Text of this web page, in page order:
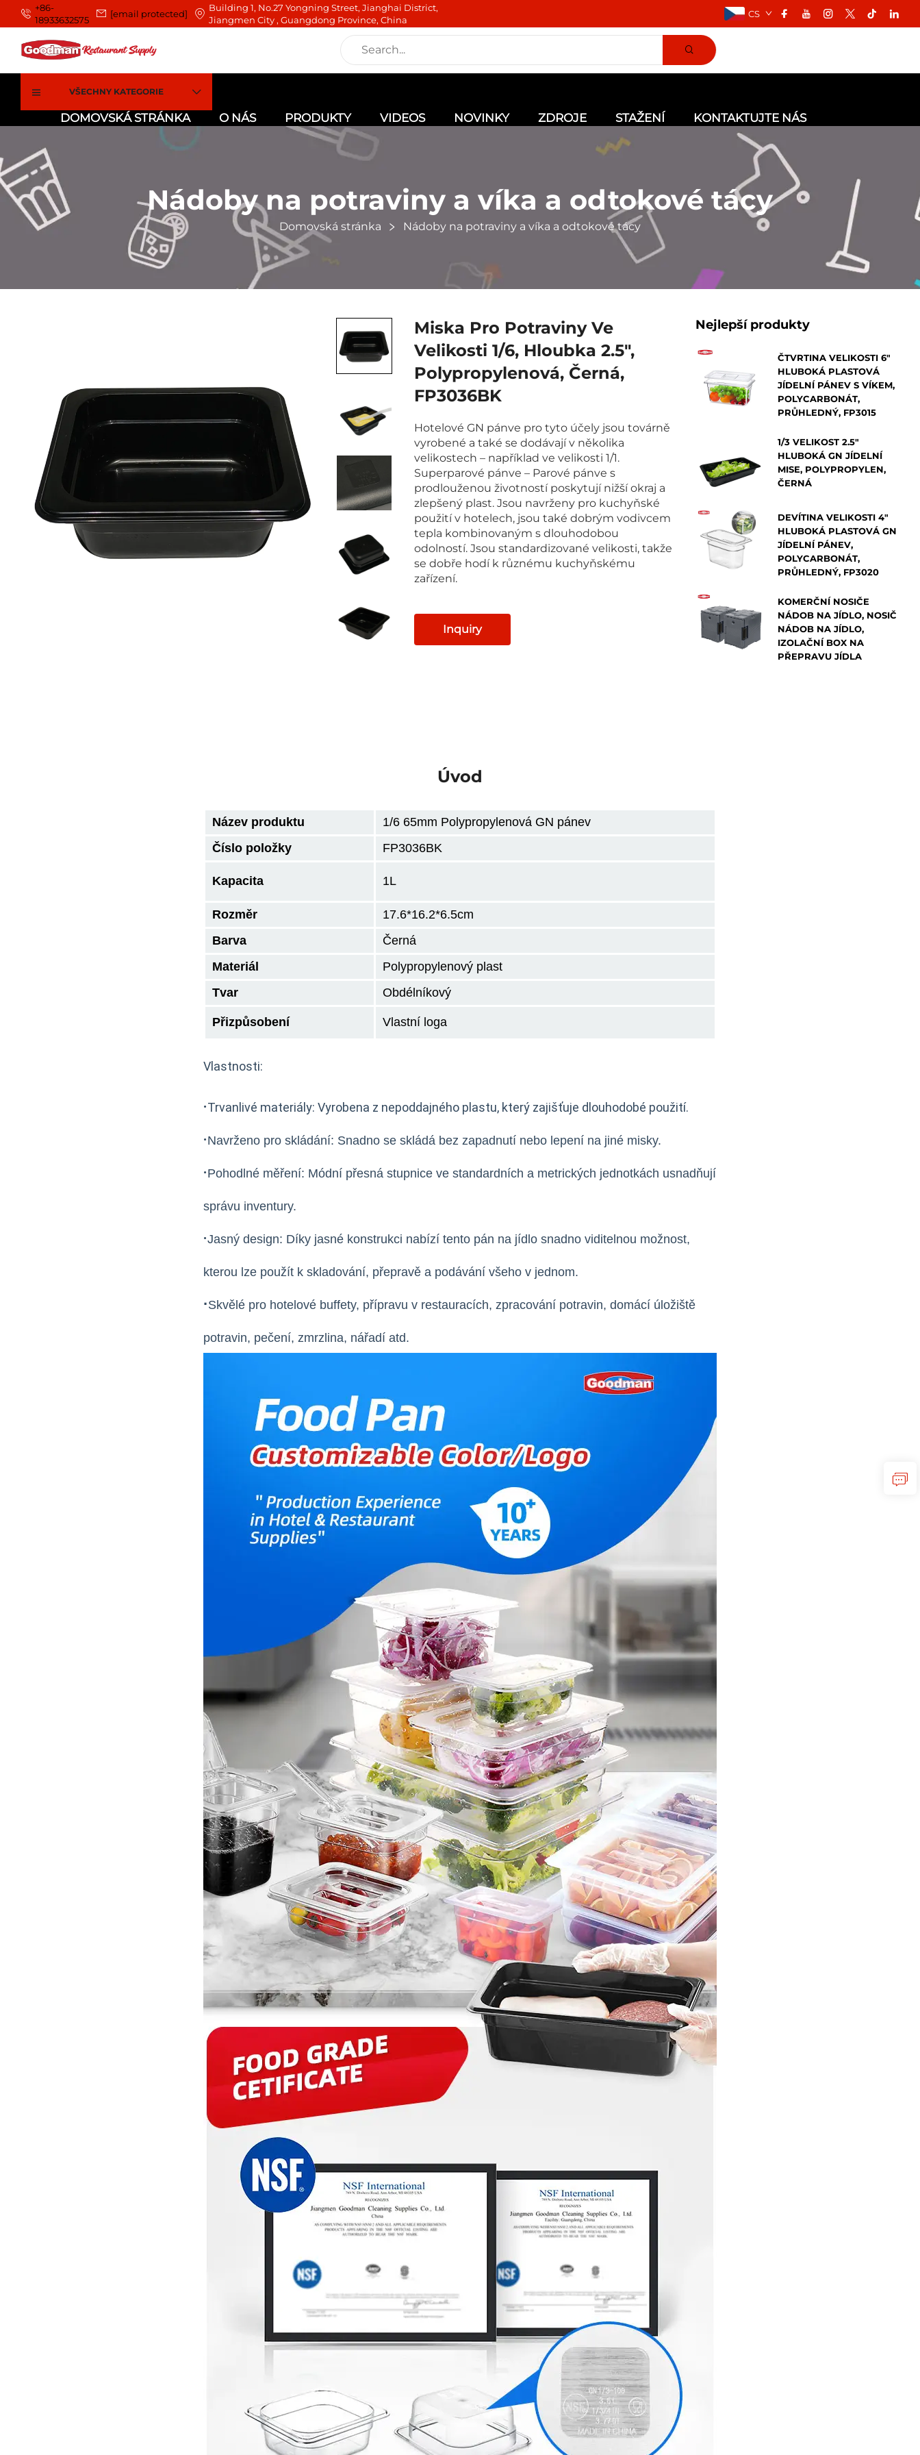
+86-
18933632575
[email protected]
Building 1, No.27 Yongning Street, Jianghai District,
Jiangmen City , Guangdong Province, China
CS
VŠECHNY KATEGORIE
DOMOVSKÁ STRÁNKA O NÁS PRODUKTY VIDEOS NOVINKY ZDROJE STAŽENÍ KONTAKTUJTE NÁS
Nádoby na potraviny a víka a odtokové tácy
Domovská stránka Nádoby na potraviny a víka a odtokové tácy
Miska Pro Potraviny Ve
Velikosti 1/6, Hloubka 2.5",
Polypropylenová, Černá,
FP3036BK
Hotelové GN pánve pro tyto účely jsou továrně
vyrobené a také se dodávají v několika
velikostech – například ve velikosti 1/1.
Superparové pánve – Parové pánve s
prodlouženou životností poskytují nižší okraj a
zlepšený plast. Jsou navrženy pro kuchyňské
použití v hotelech, jsou také dobrým vodivcem
tepla kombinovaným s dlouhodobou
odolností. Jsou standardizované velikosti, takže
se dobře hodí k různému kuchyňskému
zařízení.
Inquiry
Nejlepší produkty
ČTVRTINA VELIKOSTI 6"
HLUBOKÁ PLASTOVÁ
JÍDELNÍ PÁNEV S VÍKEM,
POLYCARBONÁT,
PRŮHLEDNÝ, FP3015
1/3 VELIKOST 2.5"
HLUBOKÁ GN JÍDELNÍ
MISE, POLYPROPYLEN,
ČERNÁ
DEVÍTINA VELIKOSTI 4"
HLUBOKÁ PLASTOVÁ GN
JÍDELNÍ PÁNEV,
POLYCARBONÁT,
PRŮHLEDNÝ, FP3020
KOMERČNÍ NOSIČE
NÁDOB NA JÍDLO, NOSIČ
NÁDOB NA JÍDLO,
IZOLAČNÍ BOX NA
PŘEPRAVU JÍDLA
Úvod
Název produktu 1/6 65mm Polypropylenová GN pánev
Číslo položky
FP3036BK
Kapacita 1L
Rozměr 17.6*16.2*6.5cm
Barva
Černá
Materiál
Polypropylenový plast
Tvar
Obdélníkový
Přizpůsobení Vlastní loga
Vlastnosti:
·Trvanlivé materiály: Vyrobena z nepoddajného plastu, který zajišťuje dlouhodobé použití.
·Navrženo pro skládání: Snadno se skládá bez zapadnutí nebo lepení na jiné misky.
·Pohodlné měření: Módní přesná stupnice ve standardních a metrických jednotkách usnadňují
správu inventury.
·Jasný design: Díky jasné konstrukci nabízí tento pán na jídlo snadno viditelnou možnost,
kterou lze použít k skladování, přepravě a podávání všeho v jednom.
·Skvělé pro hotelové buffety, přípravu v restauracích, zpracování potravin, domácí úložiště
potravin, pečení, zmrzlina, nářadí atd.